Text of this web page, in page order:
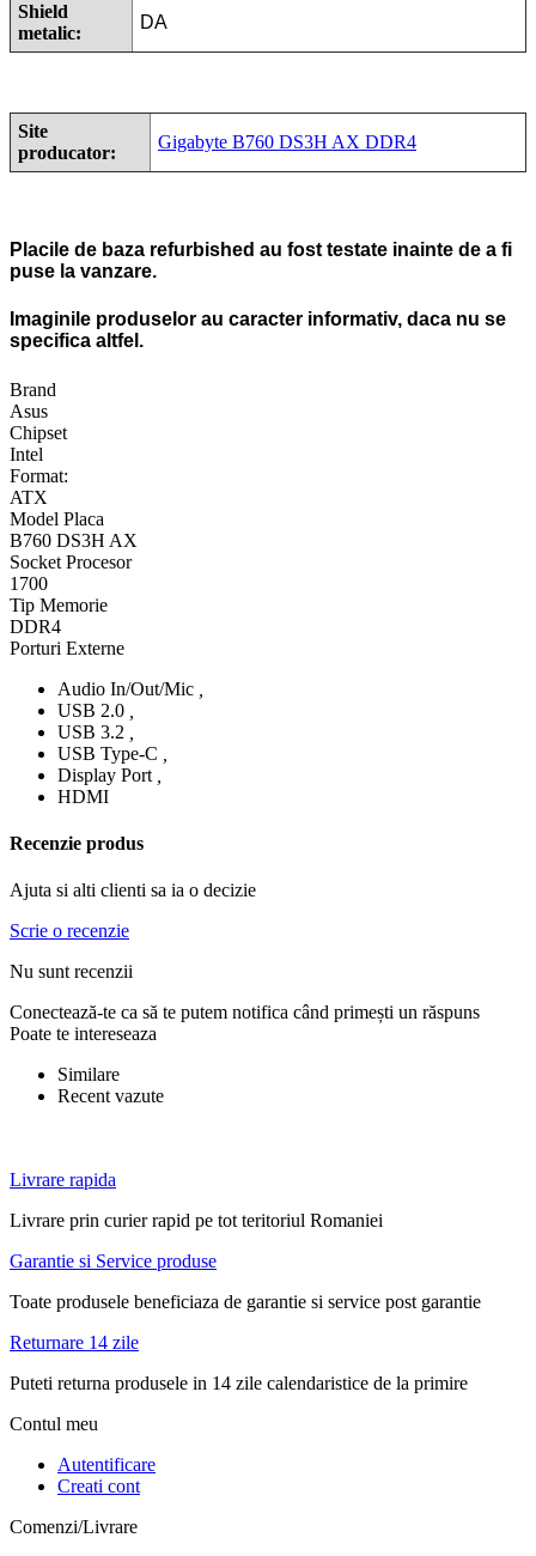
Shield
metalic:
DA
Site
producator:
Gigabyte B760 DS3H AX DDR4
Placile de baza refurbished au fost testate inainte de a fi
puse la vanzare.
Imaginile produselor au caracter informativ, daca nu se
specifica altfel.
Brand
Asus
Chipset
Intel
Format:
ATX
Model Placa
B760 DS3H AX
Socket Procesor
1700
Tip Memorie
DDR4
Porturi Externe
Audio In/Out/Mic
USB 2.0
USB 3.2
USB Type-C
Display Port
HDMI
Recenzie produs
Ajuta si alti clienti sa ia o decizie
Scrie o recenzie
Nu sunt recenzii
Conectează-te ca să te putem notifica când primești un răspuns
Poate te intereseaza
Similare
Recent vazute
Livrare rapida
Livrare prin curier rapid pe tot teritoriul Romaniei
Garantie si Service produse
Toate produsele beneficiaza de garantie si service post garantie
Returnare 14 zile
Puteti returna produsele in 14 zile calendaristice de la primire
Contul meu
Autentificare
Creati cont
Comenzi/Livrare